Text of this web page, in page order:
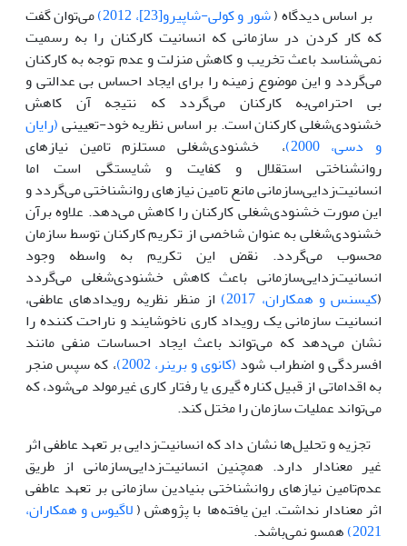
بر اساس دیدگاه (شور و کولی-شاپیرو[23]، 2012)
‌می‌توان گفت
که کار کردن در سازمانی که انسانیت کارکنان را به رسمیت
نمی‌شناسد باعث تخریب و کاهش منزلت و عدم توجه به کارکنان
‌می‌گردد و این موضوع زمینه را برای ایجاد احساس بی عدالتی و
بی احترا‌می‌به کارکنان ‌می‌گردد که نتیجه آن کاهش
خشنودی‌شغلی کارکنان است‌. بر اساس نظریه خود-تعیینی(رایان
و دسی، 2000)
، خشنودی‌شغلی مستلزم تامین نیاز‌های
روانشناختی استقلال و کفایت و شایستگی است اما
انسانیت‌زدایی‌سازمانی مانع تامین نیاز‌های روانشناختی ‌می‌گردد و
این صورت خشنودی‌شغلی کارکنان را کاهش ‌می‌دهد. علاوه برآن
خشنودی‌شغلی به عنوان شاخصی از تکریم کارکنان توسط سازمان
محسوب ‌می‌گردد. نقض این تکریم به واسطه وجود
انسانیت‌زدایی‌سازمانی باعث کاهش خشنودی‌شغلی ‌می‌گردد
(کیسنس و همکاران، 2017)
از منظر نظریه رویدادهای عاطفی،
انسانیت سازمانی یک رویداد کاری ناخوشایند و ناراحت کننده را
نشان ‌می‌دهد که ‌می‌تواند باعث ایجاد احساسات منفی مانند
افسردگی و اضطراب شود (کانوی و برینر، 2002)
، که سپس منجر
به اقداماتی از قبیل کناره گیری یا رفتار کاری غیرمولد ‌می‌شود، که
‌می‌تواند عملیات سازمان را مختل کند.
تجزیه و تحلیل‌ها نشان داد که انسانیت‌زدایی بر تعهد عاطفی اثر
غیر معنادار دارد. همچنین انسانیت‌زدایی‌سازمانی از طریق
عدم‌تامین نیاز‌های روانشناختی بنیادین سازمانی بر تعهد عاطفی
اثر معنادار نداشت. این یافته‌ها با پژوهش (لاگیوس و همکاران،
2021) همسو نمی‌باشد.